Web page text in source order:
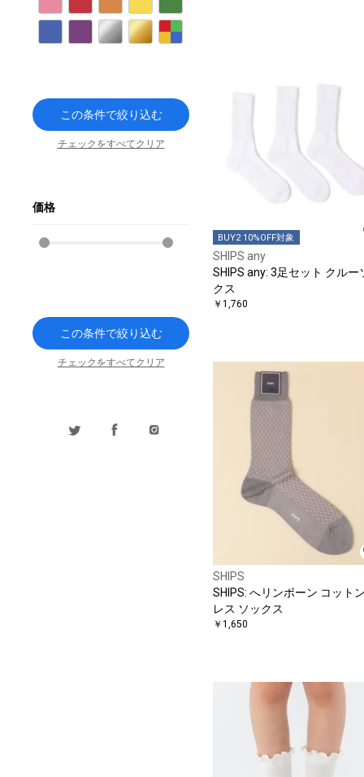
BUY2 10%OFF対象
SHIPS any
SHIPS any: 3足セット クルー
クス
￥1,760
SHIPS
SHIPS: へリンボーン コットン ド
レス ソックス
￥1,650
パープル シルバー ゴールド
この条件で絞り込む
チェックをすべてクリア
価格
この条件で絞り込む
チェックをすべてクリア